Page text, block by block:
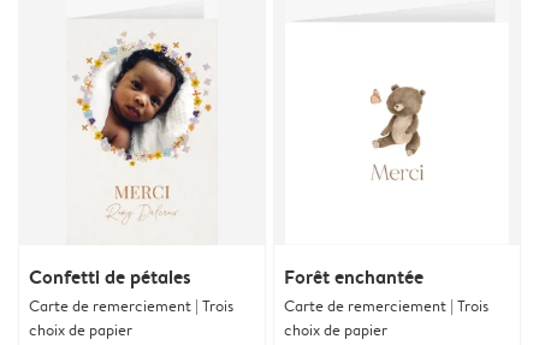
Confetti de pétales
Carte de remerciement | Trois
choix de papier
Forêt enchantée
Carte de remerciement | Trois
choix de papier